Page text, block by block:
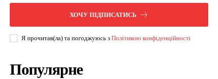
ХОЧУ ПІДПИСАТИСЬ
Я прочитав(ла) та погоджуюсь з Політикою конфіденційності
Популярне